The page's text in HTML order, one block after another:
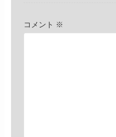
コメント ※